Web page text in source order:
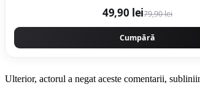
49,90 lei79,90 lei
Cumpără
Ulterior, actorul a negat aceste comentarii,